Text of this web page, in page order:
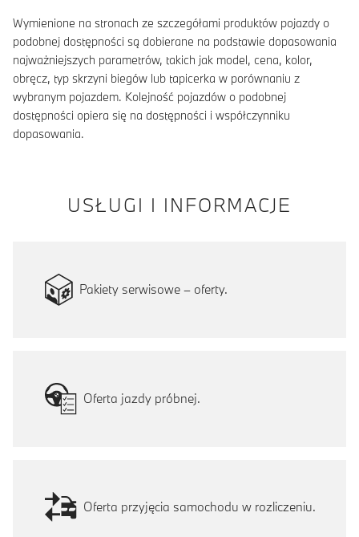
Wymienione na stronach ze szczegółami produktów pojazdy o
podobnej dostępności są dobierane na podstawie dopasowania
najważniejszych parametrów, takich jak model, cena, kolor,
obręcz, typ skrzyni biegów lub tapicerka w porównaniu z
wybranym pojazdem. Kolejność pojazdów o podobnej
dostępności opiera się na dostępności i współczynniku
dopasowania.
USŁUGI I INFORMACJE
Pakiety serwisowe – oferty.
Oferta jazdy próbnej.
Oferta przyjęcia samochodu w rozliczeniu.